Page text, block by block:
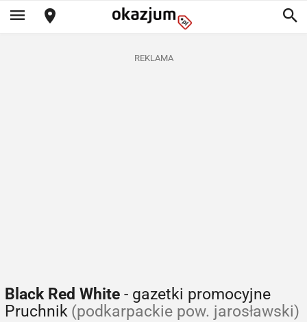
REKLAMA
Black Red White - gazetki promocyjne
Pruchnik (podkarpackie pow. jarosławski)